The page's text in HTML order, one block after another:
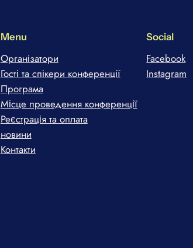
Menu
Організатори
Гості та спікери конференції
Програма
Місце проведення конференції
Реєстрація та оплата
новини
Контакти
Social
Facebook
Instagram